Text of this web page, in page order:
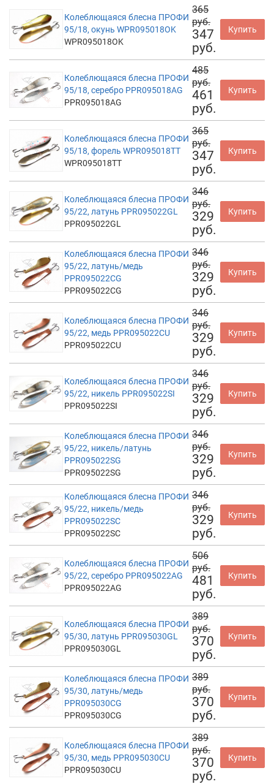
Колеблющаяся блесна ПРОФИ
95/18, окунь WPR095018OK
WPR095018OK
365
руб.
347
руб.
Купить
Колеблющаяся блесна ПРОФИ
95/18, серебро PPR095018AG
PPR095018AG
485
руб.
461
руб.
Купить
Колеблющаяся блесна ПРОФИ
95/18, форель WPR095018TT
WPR095018TT
365
руб.
347
руб.
Купить
Колеблющаяся блесна ПРОФИ
95/22, латунь PPR095022GL
PPR095022GL
346
руб.
329
руб.
Купить
Колеблющаяся блесна ПРОФИ
95/22, латунь/медь
PPR095022CG
PPR095022CG
346
руб.
329
руб.
Купить
Колеблющаяся блесна ПРОФИ
95/22, медь PPR095022CU
PPR095022CU
346
руб.
329
руб.
Купить
Колеблющаяся блесна ПРОФИ
95/22, никель PPR095022SI
PPR095022SI
346
руб.
329
руб.
Купить
Колеблющаяся блесна ПРОФИ
95/22, никель/латунь
PPR095022SG
PPR095022SG
346
руб.
329
руб.
Купить
Колеблющаяся блесна ПРОФИ
95/22, никель/медь
PPR095022SC
PPR095022SC
346
руб.
329
руб.
Купить
Колеблющаяся блесна ПРОФИ
95/22, серебро PPR095022AG
PPR095022AG
506
руб.
481
руб.
Купить
Колеблющаяся блесна ПРОФИ
95/30, латунь PPR095030GL
PPR095030GL
389
руб.
370
руб.
Купить
Колеблющаяся блесна ПРОФИ
95/30, латунь/медь
PPR095030CG
PPR095030CG
389
руб.
370
руб.
Купить
Колеблющаяся блесна ПРОФИ
95/30, медь PPR095030CU
PPR095030CU
389
руб.
370
руб.
Купить